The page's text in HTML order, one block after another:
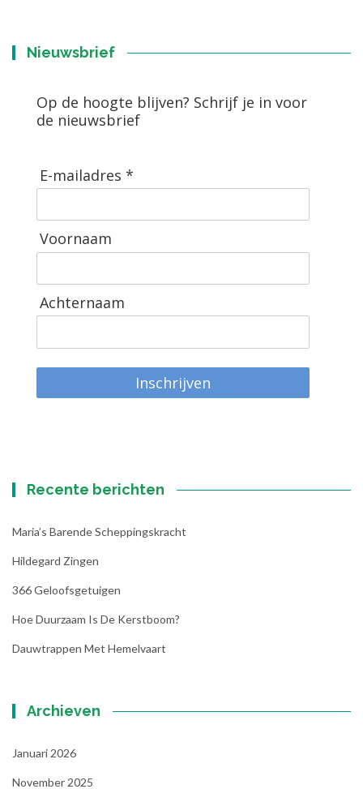
Nieuwsbrief
Op de hoogte blijven? Schrijf je in voor
de nieuwsbrief
E-mailadres *
Voornaam
Achternaam
Inschrijven
Recente berichten
Maria’s Barende Scheppingskracht
Hildegard Zingen
366 Geloofsgetuigen
Hoe Duurzaam Is De Kerstboom?
Dauwtrappen Met Hemelvaart
Archieven
Januari 2026
November 2025